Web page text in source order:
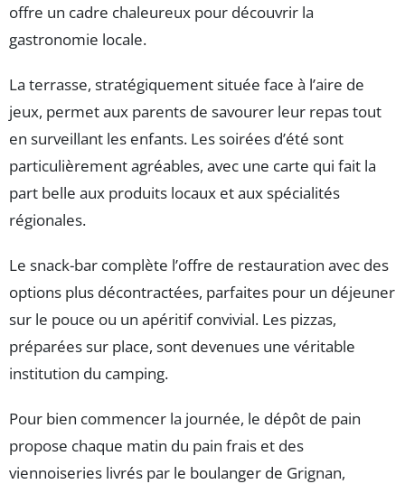
offre un cadre chaleureux pour découvrir la
gastronomie locale.
La terrasse, stratégiquement située face à l’aire de
jeux, permet aux parents de savourer leur repas tout
en surveillant les enfants. Les soirées d’été sont
particulièrement agréables, avec une carte qui fait la
part belle aux produits locaux et aux spécialités
régionales.
Le snack-bar complète l’offre de restauration avec des
options plus décontractées, parfaites pour un déjeuner
sur le pouce ou un apéritif convivial. Les pizzas,
préparées sur place, sont devenues une véritable
institution du camping.
Pour bien commencer la journée, le dépôt de pain
propose chaque matin du pain frais et des
viennoiseries livrés par le boulanger de Grignan,